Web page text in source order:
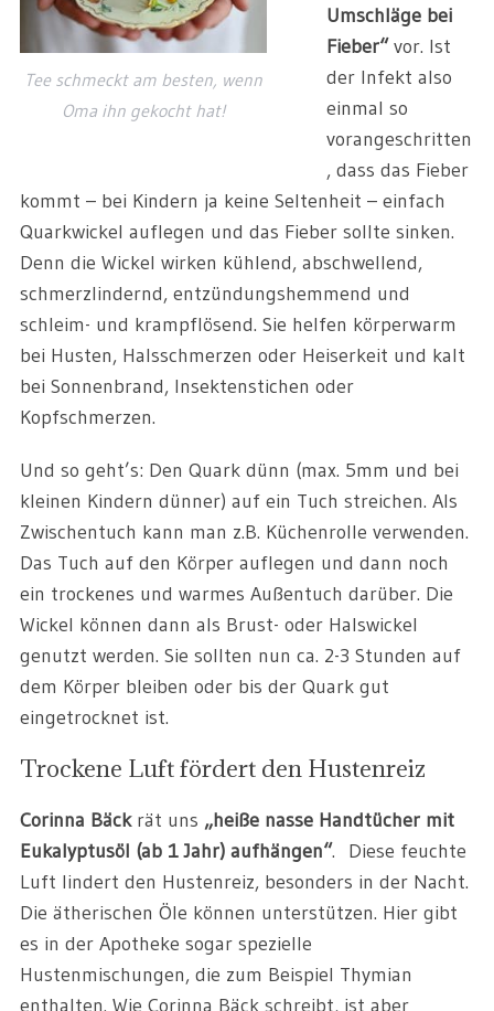
Tee schmeckt am besten, wenn
Oma ihn gekocht hat!
Umschläge bei
Fieber“vor. Ist
der Infekt also
einmal so
vorangeschritten
, dass das Fieber
kommt –bei Kindern ja keine Seltenheit –einfach
Quarkwickel auflegen und das Fieber sollte sinken.
Denn die Wickel wirken kühlend, abschwellend,
schmerzlindernd, entzündungshemmend und
schleim- und krampflösend. Sie helfen körperwarm
bei Husten, Halsschmerzen oder Heiserkeit und kalt
bei Sonnenbrand, Insektenstichen oder
Kopfschmerzen.
Und so geht’s: Den Quark dünn (max. 5mm und bei
kleinen Kindern dünner) auf ein Tuch streichen. Als
Zwischentuch kann man z.B. Küchenrolle verwenden.
Das Tuch auf den Körper auflegen und dann noch
ein trockenes und warmes Außentuch darüber. Die
Wickel können dann als Brust- oder Halswickel
genutzt werden. Sie sollten nun ca. 2-3 Stunden auf
dem Körper bleiben oder bis der Quark gut
eingetrocknet ist.
Trockene Luft fördert den Hustenreiz
Corinna Bäckrät uns „heiße nasse Handtücher mit
Eukalyptusöl (ab 1 Jahr) aufhängen“. Diese feuchte
Luft lindert den Hustenreiz, besonders in der Nacht.
Die ätherischen Öle können unterstützen. Hier gibt
es in der Apotheke sogar spezielle
Hustenmischungen, die zum Beispiel Thymian
enthalten. Wie Corinna Bäck schreibt, ist aber